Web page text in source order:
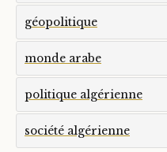
géopolitique
monde arabe
politique algérienne
société algérienne